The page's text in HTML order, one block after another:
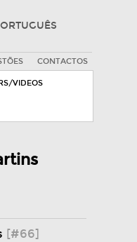
CONTACTOS
VIDEOS
[#66]